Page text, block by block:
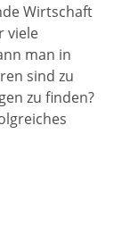
Wirtschaft
viele
man in
sind zu
zu finden?